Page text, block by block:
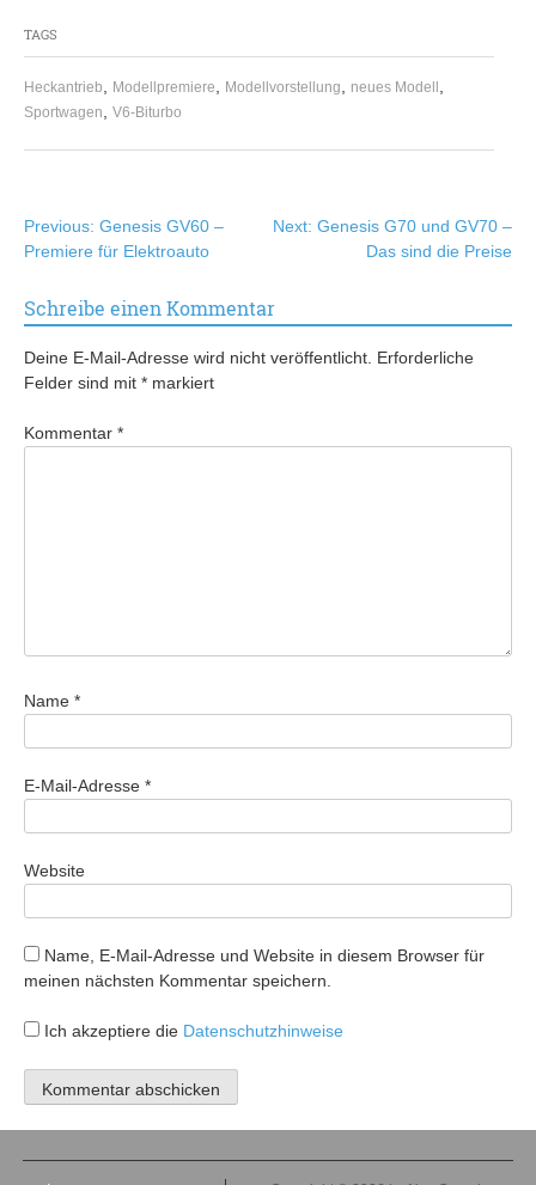
TAGS
Heckantrieb, Modellpremiere, Modellvorstellung, neues Modell ,
Sportwagen, V6-Biturbo
Beitragsnavigation
Previous: Genesis GV60 –
Premiere für Elektroauto
Next: Genesis G70 und GV70 –
Das sind die Preise
Schreibe einen Kommentar
Deine E-Mail-Adresse wird nicht veröffentlicht. Erforderliche
Felder sind mit * markiert
Kommentar *
Name *
E-Mail-Adresse *
Website
Name, E-Mail-Adresse und Website in diesem Browser für
meinen nächsten Kommentar speichern.
Ich akzeptiere die Datenschutzhinweise